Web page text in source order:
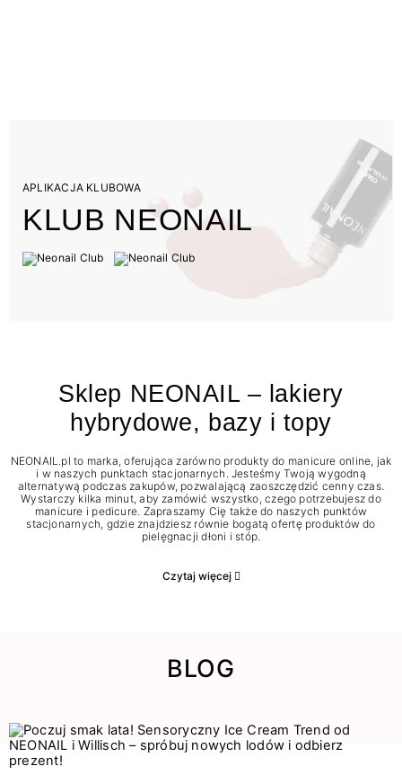
APLIKACJA KLUBOWA
KLUB NEONAIL
Sklep NEONAIL – lakiery
hybrydowe, bazy i topy
NEONAIL.pl to marka, oferująca zarówno produkty do manicure online, jak
i w naszych punktach stacjonarnych. Jesteśmy Twoją wygodną
alternatywą podczas zakupów, pozwalającą zaoszczędzić cenny czas.
Wystarczy kilka minut, aby zamówić wszystko, czego potrzebujesz do
manicure i pedicure. Zapraszamy Cię także do naszych punktów
stacjonarnych, gdzie znajdziesz równie bogatą ofertę produktów do
pielęgnacji dłoni i stóp.
Czytaj więcej
BLOG